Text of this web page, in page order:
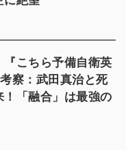
『こちら予備自衛英
察：武田真治と死
「融合」は最強の